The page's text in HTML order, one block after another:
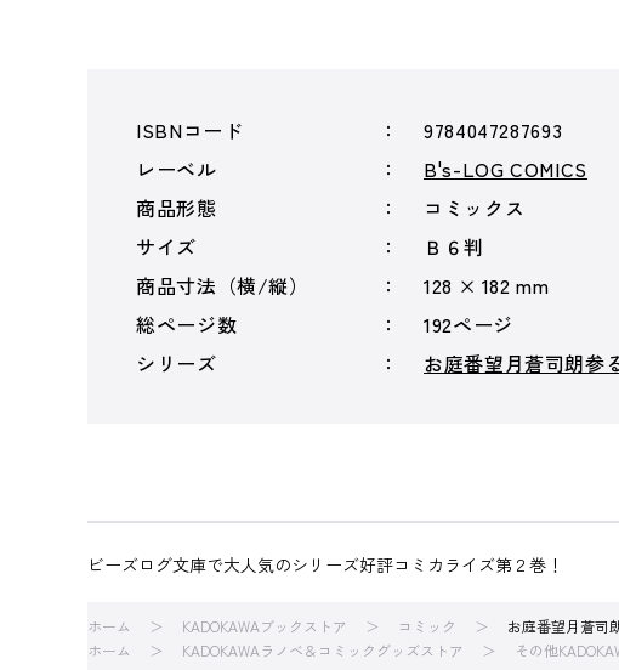
ISBNコード
9784047287693
レーベル
B's-LOG COMICS
商品形態
コミックス
サイズ
Ｂ６判
商品寸法（横/縦）
128 × 182 mm
総ページ数
192ページ
シリーズ
お庭番望月蒼司朗参
ビーズログ文庫で大人気のシリーズ好評コミカライズ第２巻！
ホーム KADOKAWAブックストア コミック
お庭番望月蒼司
ホーム
KADOKAWAラノベ＆コミックグッズストア その他